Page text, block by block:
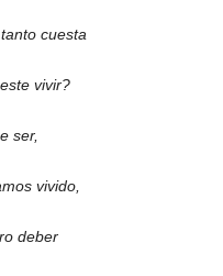
cuesta
vivir?
ser,
vivido,
deber